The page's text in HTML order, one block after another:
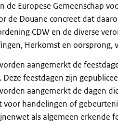
de Europese Gemeenschap
de Douane concreet dat
CDW en de diverse
Herkomst en oorsprong,
aangemerkt de
feestdagen zijn
aangemerkt de dagen
handelingen of
als algemeen erkende